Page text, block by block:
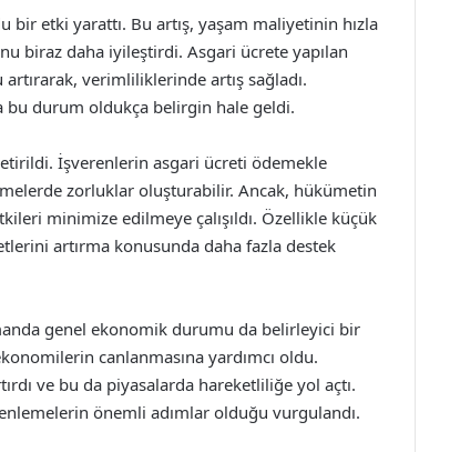
etki yarattı. Bu artış, yaşam maliyetinin hızla
biraz daha iyileştirdi. Asgari ücrete yapılan
verimliliklerinde artış sağladı.
bu durum oldukça belirgin hale geldi.
İşverenlerin asgari ücreti ödemekle
zorluklar oluşturabilir. Ancak, hükümetin
minimize edilmeye çalışıldı. Özellikle küçük
artırma konusunda daha fazla destek
genel ekonomik durumu da belirleyici bir
canlanmasına yardımcı oldu.
ve bu da piyasalarda hareketliliğe yol açtı.
önemli adımlar olduğu vurgulandı.